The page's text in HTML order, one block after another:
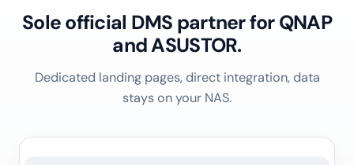
Sole official DMS partner for QNAP
and ASUSTOR.
Dedicated landing pages, direct integration, data
stays on your NAS.